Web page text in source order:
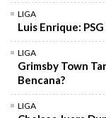
LIGA
Luis Enrique:
LIGA
Grimsby Town
Bencana?
LIGA